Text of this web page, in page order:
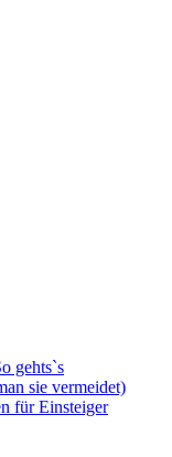
gehts`s
sie vermeidet)
für Einsteiger